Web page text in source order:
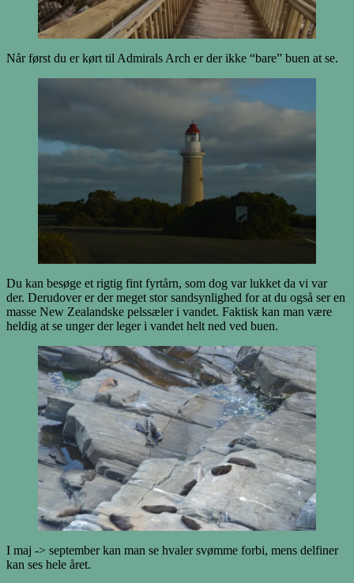
Når først du er kørt til Admirals Arch er der ikke “bare” buen at se.
Du kan besøge et rigtig fint fyrtårn, som dog var lukket da vi var
der. Derudover er der meget stor sandsynlighed for at du også ser en
masse New Zealandske pelssæler i vandet. Faktisk kan man være
heldig at se unger der leger i vandet helt ned ved buen.
I maj -> september kan man se hvaler svømme forbi, mens delfiner
kan ses hele året.